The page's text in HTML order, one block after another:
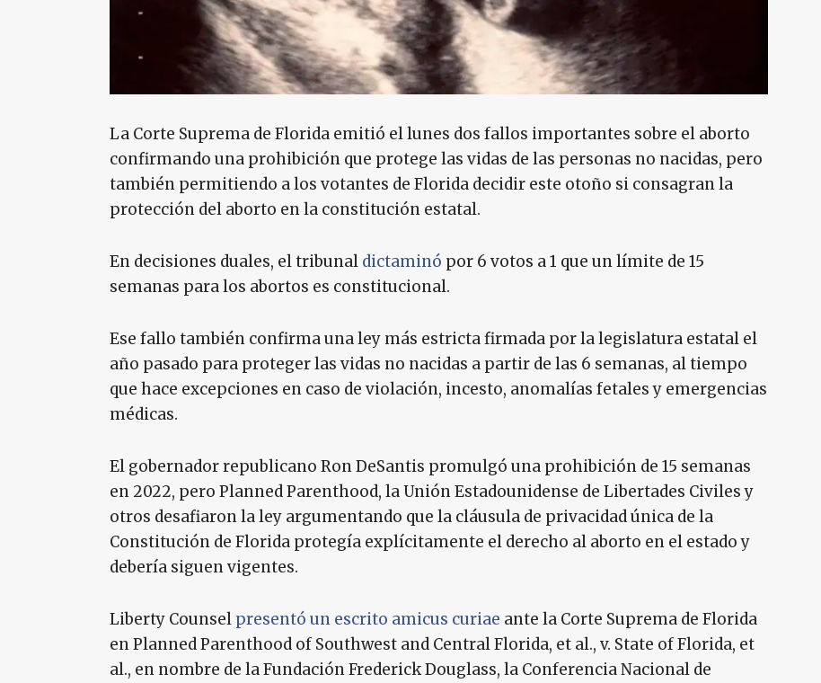
La Corte Suprema de Florida emitió el lunes dos fallos importantes sobre el aborto
confirmando una prohibición que protege las vidas de las personas no nacidas, pero
también permitiendo a los votantes de Florida decidir este otoño si consagran la
protección del aborto en la constitución estatal.
En decisiones duales, el tribunal dictaminó por 6 votos a 1 que un límite de 15
semanas para los abortos es constitucional.
Ese fallo también confirma una ley más estricta firmada por la legislatura estatal el
año pasado para proteger las vidas no nacidas a partir de las 6 semanas, al tiempo
que hace excepciones en caso de violación, incesto, anomalías fetales y emergencias
médicas.
El gobernador republicano Ron DeSantis promulgó una prohibición de 15 semanas
en 2022, pero Planned Parenthood, la Unión Estadounidense de Libertades Civiles y
otros desafiaron la ley argumentando que la cláusula de privacidad única de la
Constitución de Florida protegía explícitamente el derecho al aborto en el estado y
debería siguen vigentes.
Liberty Counsel presentó un escrito amicus curiae ante la Corte Suprema de Florida
en Planned Parenthood of Southwest and Central Florida, et al., v. State of Florida, et
al., en nombre de la Fundación Frederick Douglass, la Conferencia Nacional de